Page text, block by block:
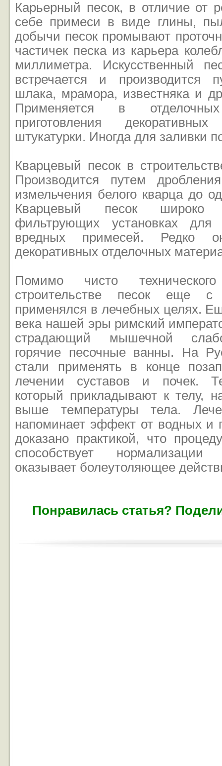
Карьерный песок, в отличие от
себе примеси в виде глины,
добычи песок промывают
частичек песка из карьера
миллиметра. Искусственный
встречается и производится
шлака, мрамора, известняка и
Применяется в
приготовления
штукатурки. Иногда для заливки
Кварцевый песок в
Производится путем
измельчения белого кварца до
Кварцевый песок широко
фильтрующих установках
вредных примесей. Редко
декоративных отделочных
Помимо чисто
строительстве песок еще
применялся в лечебных целях.
века нашей эры римский
страдающий мышечной
горячие песочные ванны. На
стали применять в конце
лечении суставов и почек.
который прикладывают к телу,
выше температуры тела.
напоминает эффект от водных и
доказано практикой, что
способствует
оказывает болеутоляющее
Понравилась статья?